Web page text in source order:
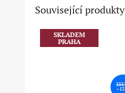
Související produkty
SKLADEM
PRAHA
333
–12